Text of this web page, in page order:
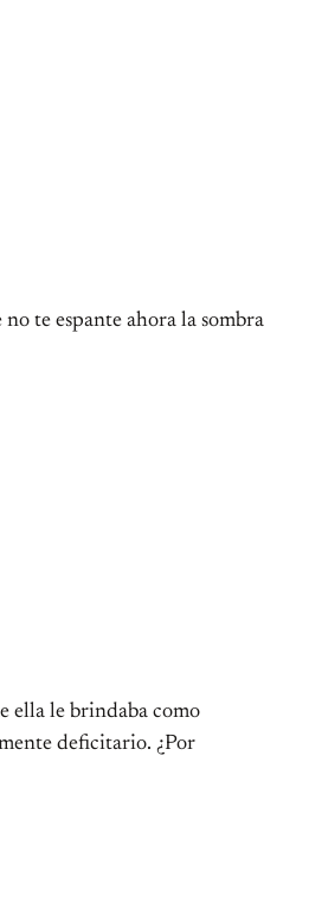
te espante ahora la sombra
ella le brindaba como
deficitario. ¿Por